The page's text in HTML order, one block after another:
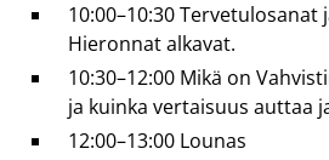
10:00–10:30
Hieronnat alkavat.
10:30–12:00 Mikä on
ja kuinka vertaisuus auttaa
12:00–13:00 Lounas